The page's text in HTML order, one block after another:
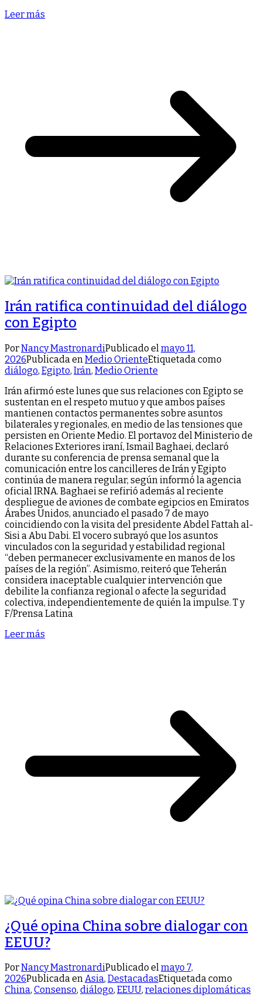
Leer más
Irán ratifica continuidad del diálogo
con Egipto
PorNancy MastronardiPublicado el mayo 11,
2026Publicada en Medio OrienteEtiquetada como
diálogo, Egipto, Irán, Medio Oriente
Irán afirmó este lunes que sus relaciones con Egipto se
sustentan en el respeto mutuo y que ambos países
mantienen contactos permanentes sobre asuntos
bilaterales y regionales, en medio de las tensiones que
persisten en Oriente Medio. El portavoz del Ministerio de
Relaciones Exteriores iraní, Ismail Baghaei, declaró
durante su conferencia de prensa semanal que la
comunicación entre los cancilleres de Irán y Egipto
continúa de manera regular, según informó la agencia
oficial IRNA. Baghaei se refirió además al reciente
despliegue de aviones de combate egipcios en Emiratos
Árabes Unidos, anunciado el pasado 7 de mayo
coincidiendo con la visita del presidente Abdel Fattah al-
Sisi a Abu Dabi. El vocero subrayó que los asuntos
vinculados con la seguridad y estabilidad regional
“deben permanecer exclusivamente en manos de los
países de la región”. Asimismo, reiteró que Teherán
considera inaceptable cualquier intervención que
debilite la confianza regional o afecte la seguridad
colectiva, independientemente de quién la impulse. T y
F/Prensa Latina
Leer más
¿Qué opina China sobre dialogar con
EEUU?
PorNancy MastronardiPublicado elmayo 7,
2026Publicada enAsia, DestacadasEtiquetada como
China, Consenso, diálogo, EEUU, relaciones diplomáticas